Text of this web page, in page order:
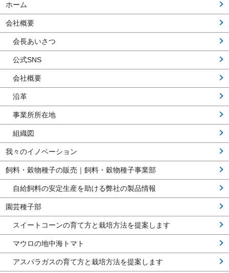
ホーム
会社概要
会長あいさつ
公式SNS
会社概要
沿革
事業所所在地
組織図
我々のイノベーション
飼料・穀物種子の販売｜飼料・穀物種子事業部
自給飼料の安定生産を助ける弊社の製品情報
園芸種子部
スイートコーンの育て方と栽培方法を提案します
マウロの地中海トマト
アスパラガスの育て方と栽培方法を提案します